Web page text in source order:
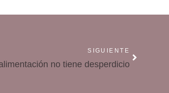
SIGUIENTE
no tiene desperdicio